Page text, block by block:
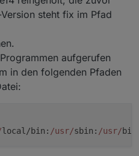
$ which nodejs &&
500
- was mach ich mir auch ins
schon drauf - soll ich ein
oder "lohnt" sich
einer Neuinstallation? Bzw.
des OrangePi
steht fix im Pfad
aufgerufen
in den folgenden Pfaden
local/bin : /usr/sbin : /usr/bin